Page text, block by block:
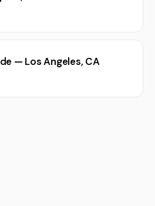
— Los Angeles, CA